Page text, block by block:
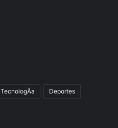
TecnologÃ­a Deportes